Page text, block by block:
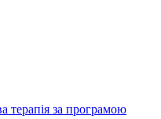
терапія за програмою